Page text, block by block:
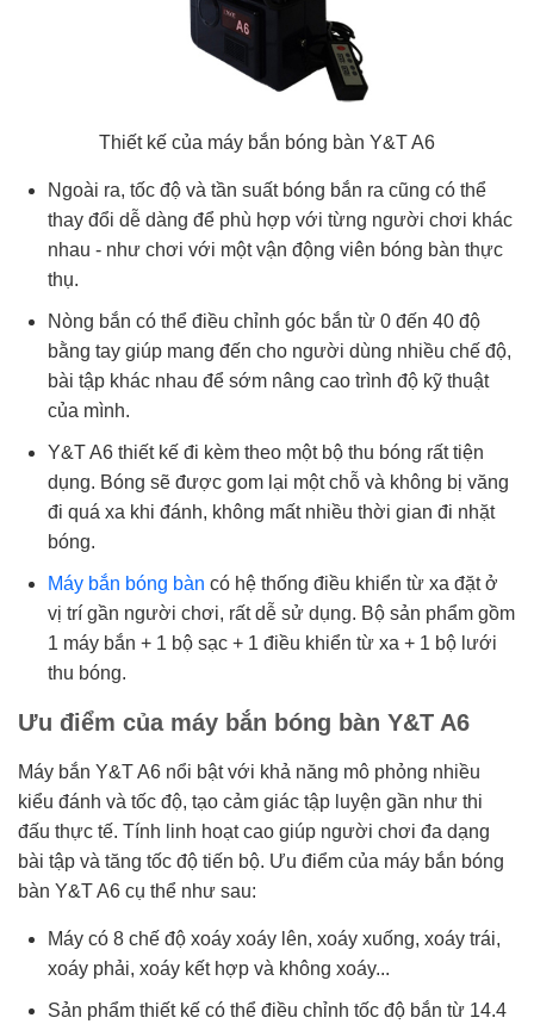
Thiết kế của máy bắn bóng bàn Y&T A6
Ngoài ra, tốc độ và tần suất bóng bắn ra cũng có thể
thay đổi dễ dàng để phù hợp với từng người chơi khác
nhau - như chơi với một vận động viên bóng bàn thực
thụ.
Nòng bắn có thể điều chỉnh góc bắn từ 0 đến 40 độ
bằng tay giúp mang đến cho người dùng nhiều chế độ,
bài tập khác nhau để sớm nâng cao trình độ kỹ thuật
của mình.
Y&T A6 thiết kế đi kèm theo một bộ thu bóng rất tiện
dụng. Bóng sẽ được gom lại một chỗ và không bị văng
đi quá xa khi đánh, không mất nhiều thời gian đi nhặt
bóng.
Máy bắn bóng bàn có hệ thống điều khiển từ xa đặt ở
vị trí gần người chơi, rất dễ sử dụng. Bộ sản phẩm gồm
1 máy bắn + 1 bộ sạc + 1 điều khiển từ xa + 1 bộ lưới
thu bóng.
Ưu điểm của máy bắn bóng bàn Y&T A6
Máy bắn Y&T A6 nổi bật với khả năng mô phỏng nhiều
kiểu đánh và tốc độ, tạo cảm giác tập luyện gần như thi
đấu thực tế. Tính linh hoạt cao giúp người chơi đa dạng
bài tập và tăng tốc độ tiến bộ. Ưu điểm của máy bắn bóng
bàn Y&T A6 cụ thể như sau:
Máy có 8 chế độ xoáy xoáy lên, xoáy xuống, xoáy trái,
xoáy phải, xoáy kết hợp và không xoáy...
Sản phẩm thiết kế có thể điều chỉnh tốc độ bắn từ 14.4